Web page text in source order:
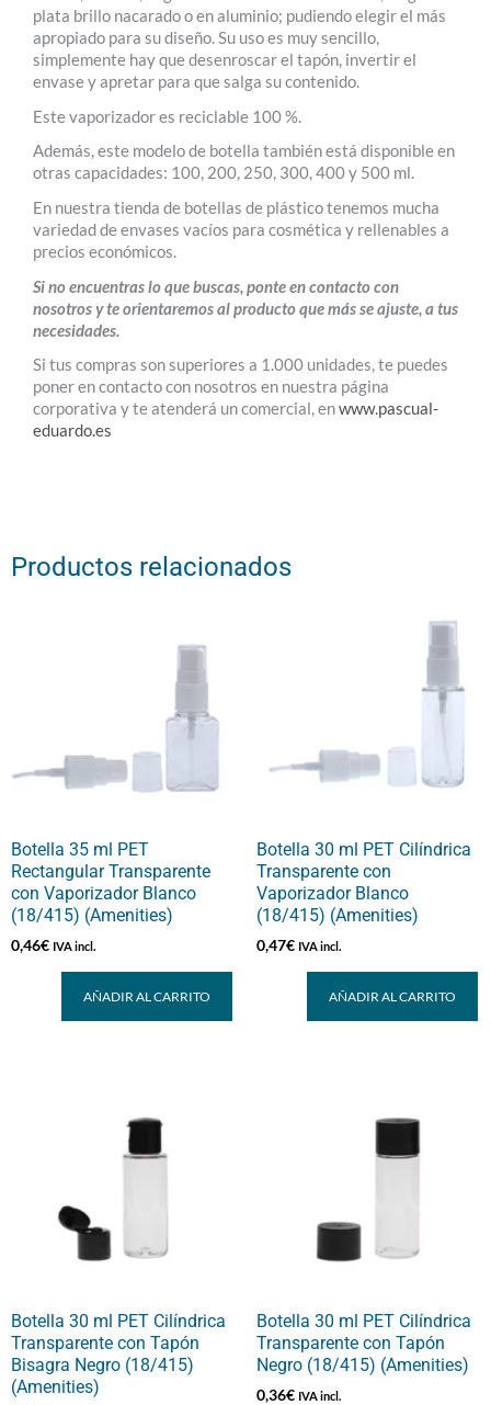
plata brillo nacarado o en aluminio; pudiendo elegir el más
apropiado para su diseño. Su uso es muy sencillo,
simplemente hay que desenroscar el tapón, invertir el
envase y apretar para que salga su contenido.
Este vaporizador es reciclable 100 %.
Además, este modelo de botella también está disponible en
otras capacidades: 100, 200, 250, 300, 400 y 500 ml.
En nuestra tienda de botellas de plástico tenemos mucha
variedad de envases vacíos para cosmética y rellenables a
precios económicos.
Si no encuentras lo que buscas, ponte en contacto con
nosotros y te orientaremos al producto que más se ajuste, a tus
necesidades.
Si tus compras son superiores a 1.000 unidades, te puedes
poner en contacto con nosotros en nuestra página
corporativa y te atenderá un comercial, enwww.pascual-
eduardo.es
Productos relacionados
Botella 35 ml PET
Rectangular Transparente
con Vaporizador Blanco
(18/415) (Amenities)
0,46€ IVA incl.
AÑADIR AL CARRITO
Botella 30 ml PET Cilíndrica
Transparente con
Vaporizador Blanco
(18/415) (Amenities)
0,47€ IVA incl.
AÑADIR AL CARRITO
Botella 30 ml PET Cilíndrica
Transparente con Tapón
Bisagra Negro (18/415)
(Amenities)
Botella 30 ml PET Cilíndrica
Transparente con Tapón
Negro (18/415) (Amenities)
0,36€ IVA incl.